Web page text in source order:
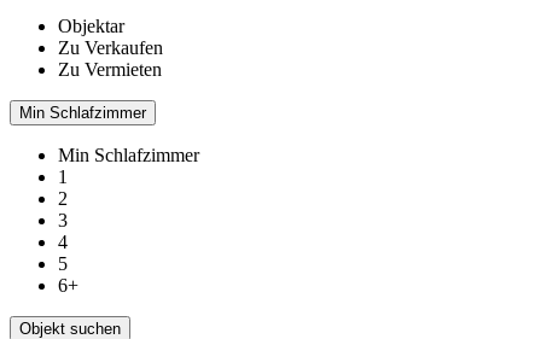
Objektar
Zu Verkaufen
Zu Vermieten
Min Schlafzimmer
Min Schlafzimmer
1
2
3
4
5
6+